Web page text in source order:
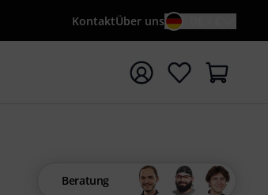
KontaktÜber uns
{searchTerm} starten
Beratung